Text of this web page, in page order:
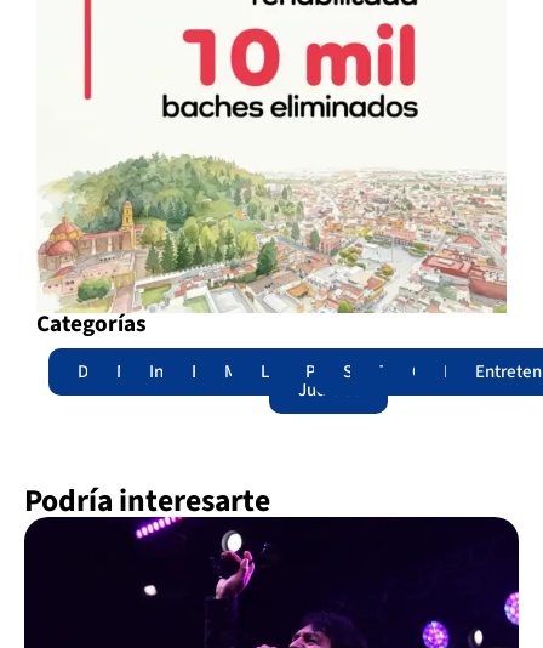
Categorías
Destacadas
NacionalInternacional
EdomexMunicipiosLegislatura
Poder
Judicial
SeguridadTrámites
OpiniónLomitos
Podría interesarte